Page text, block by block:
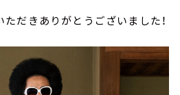
だきありがとうございました！